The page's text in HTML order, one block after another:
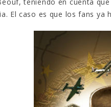
El caso es que los fans ya